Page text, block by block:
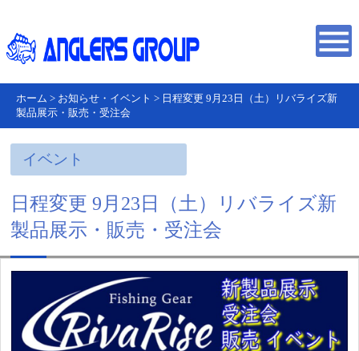
ホーム > お知らせ・イベント > 日程変更 9月23日（土）リバライズ新
製品展示・販売・受注会
イベント
日程変更 9月23日（土）リバライズ新
製品展示・販売・受注会